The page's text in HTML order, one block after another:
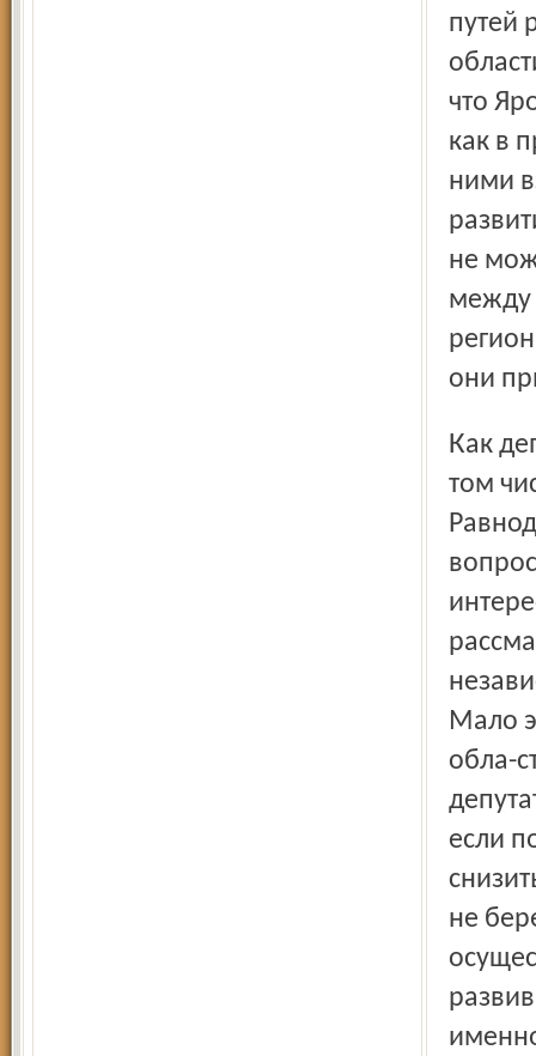
путей
что
как в
ними
не
между
они
Как депутат, я вижу широкий интерес общественности, в
том
Мало
обла-
если
не